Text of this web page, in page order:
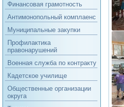
Финансовая грамотность
Антимонопольный комплаенс
Муниципальные закупки
Профилактика
правонарушений
Военная служба по контракту
Кадетское училище
Общественные организации
округа